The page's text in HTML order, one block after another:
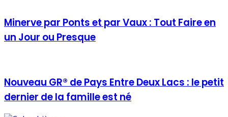
Minerve par Ponts et par Vaux : Tout Faire en
un Jour ou Presque
Nouveau GR® de Pays Entre Deux Lacs : le petit
dernier de la famille est né